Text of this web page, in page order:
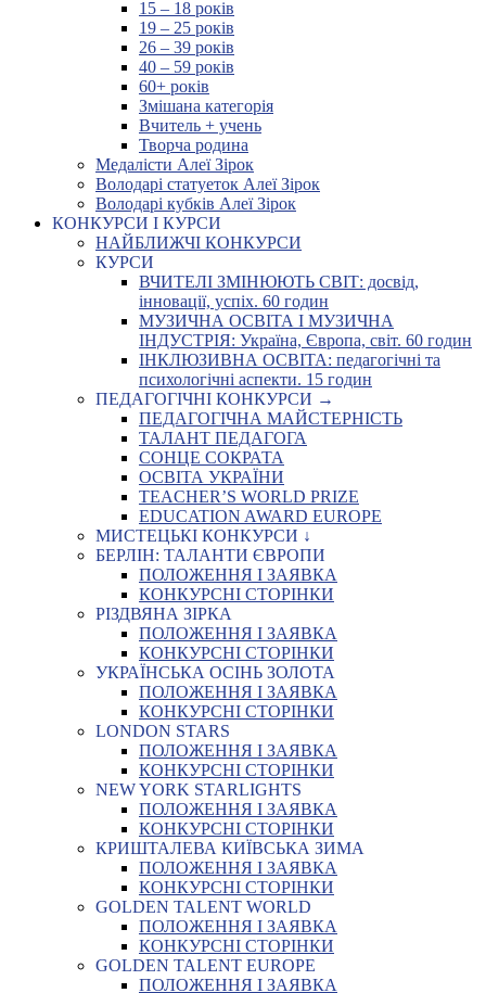
15 – 18 років
19 – 25 років
26 – 39 років
40 – 59 років
60+ років
Змішана категорія
Вчитель + учень
Творча родина
Медалісти Алеї Зірок
Володарі статуеток Алеї Зірок
Володарі кубків Алеї Зірок
КОНКУРСИ І КУРСИ
НАЙБЛИЖЧІ КОНКУРСИ
КУРСИ
ВЧИТЕЛІ ЗМІНЮЮТЬ СВІТ: досвід,
інновації, успіх. 60 годин
МУЗИЧНА ОСВІТА І МУЗИЧНА
ІНДУСТРІЯ: Україна, Європа, світ. 60 годин
ІНКЛЮЗИВНА ОСВІТА: педагогічні та
психологічні аспекти. 15 годин
ПЕДАГОГІЧНІ КОНКУРСИ →
ПЕДАГОГІЧНА МАЙСТЕРНІСТЬ
ТАЛАНТ ПЕДАГОГА
СОНЦЕ СОКРАТА
ОСВІТА УКРАЇНИ
TEACHER’S WORLD PRIZE
EDUCATION AWARD EUROPE
МИСТЕЦЬКІ КОНКУРСИ ↓
БЕРЛІН: ТАЛАНТИ ЄВРОПИ
ПОЛОЖЕННЯ І ЗАЯВКА
КОНКУРСНІ СТОРІНКИ
РІЗДВЯНА ЗІРКА
ПОЛОЖЕННЯ І ЗАЯВКА
КОНКУРСНІ СТОРІНКИ
УКРАЇНСЬКА ОСІНЬ ЗОЛОТА
ПОЛОЖЕННЯ І ЗАЯВКА
КОНКУРСНІ СТОРІНКИ
LONDON STARS
ПОЛОЖЕННЯ І ЗАЯВКА
КОНКУРСНІ СТОРІНКИ
NEW YORK STARLIGHTS
ПОЛОЖЕННЯ І ЗАЯВКА
КОНКУРСНІ СТОРІНКИ
КРИШТАЛЕВА КИЇВСЬКА ЗИМА
ПОЛОЖЕННЯ І ЗАЯВКА
КОНКУРСНІ СТОРІНКИ
GOLDEN TALENT WORLD
ПОЛОЖЕННЯ І ЗАЯВКА
КОНКУРСНІ СТОРІНКИ
GOLDEN TALENT EUROPE
ПОЛОЖЕННЯ І ЗАЯВКА